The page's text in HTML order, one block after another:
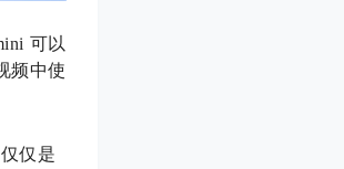
可以
频中使
仅是